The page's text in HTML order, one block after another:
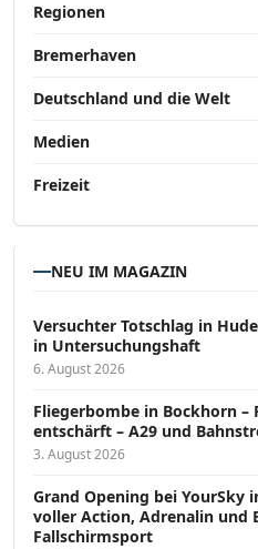
Regionen
Bremerhaven
Deutschland und die Welt
Medien
Freizeit
NEU IM MAGAZIN
Versucht­er Totschlag in
in Untersuchungshaft
6. August 2026
Fliegerbombe in Bockhorn
entschärft – A29 und
3. August 2026
Grand Opening bei YourSky
voller Action, Adrenalin und
Fallschirmsport